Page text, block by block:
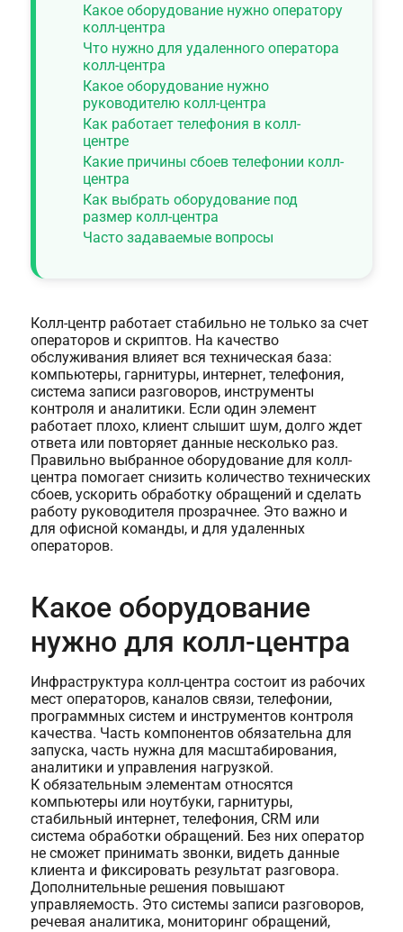
Какое оборудование нужно оператору
колл-центра
Что нужно для удаленного оператора
колл-центра
Какое оборудование нужно
руководителю колл-центра
Как работает телефония в колл-
центре
Какие причины сбоев телефонии колл-
центра
Как выбрать оборудование под
размер колл-центра
Часто задаваемые вопросы
Колл-центр работает стабильно не только за счет
операторов и скриптов. На качество
обслуживания влияет вся техническая база:
компьютеры, гарнитуры, интернет, телефония,
система записи разговоров, инструменты
контроля и аналитики. Если один элемент
работает плохо, клиент слышит шум, долго ждет
ответа или повторяет данные несколько раз.
Правильно выбранное оборудование для колл-
центра помогает снизить количество технических
сбоев, ускорить обработку обращений и сделать
работу руководителя прозрачнее. Это важно и
для офисной команды, и для удаленных
операторов.
Какое оборудование
нужно для колл-центра
Инфраструктура колл-центра состоит из рабочих
мест операторов, каналов связи, телефонии,
программных систем и инструментов контроля
качества. Часть компонентов обязательна для
запуска, часть нужна для масштабирования,
аналитики и управления нагрузкой.
К обязательным элементам относятся
компьютеры или ноутбуки, гарнитуры,
стабильный интернет, телефония, CRM или
система обработки обращений. Без них оператор
не сможет принимать звонки, видеть данные
клиента и фиксировать результат разговора.
Дополнительные решения повышают
управляемость. Это системы записи разговоров,
речевая аналитика, мониторинг обращений,